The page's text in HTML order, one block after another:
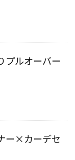
プルオーバー
ー×カーデセ